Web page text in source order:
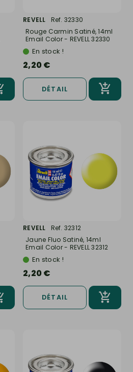
REVELL
Ref. 32330
Rouge Carmin Satiné, 14ml
Email Color - REVELL 32330
En stock !
2,20 €
DÉTAIL
REVELL
Ref. 32312
Jaune Fluo Satiné, 14ml
Email Color - REVELL 32312
En stock !
2,20 €
DÉTAIL